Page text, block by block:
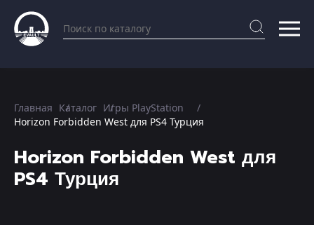
Главная Каталог Игры PlayStation
Horizon Forbidden West для PS4 Турция
Horizon Forbidden West для
PS4 Турция